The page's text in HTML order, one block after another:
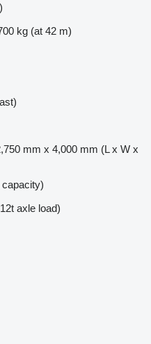
kg (at 42 m)
mm x 4,000 mm (L x W x
axle load)